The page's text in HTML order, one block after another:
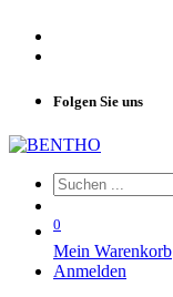
Folgen Sie uns
0
Mein Warenkorb
Anmelden